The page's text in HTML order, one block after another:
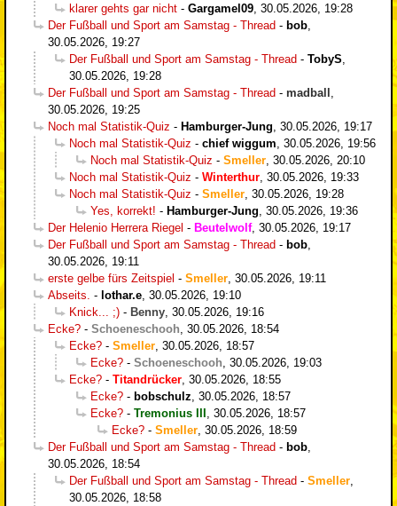
klarer gehts gar nicht - Gargamel09 30.05.2026, 19:28
Der Fußball und Sport am Samstag - Thread - bob
30.05.2026, 19:27
Der Fußball und Sport am Samstag - Thread - TobyS
30.05.2026, 19:28
Der Fußball und Sport am Samstag - Thread - madball
30.05.2026, 19:25
Noch mal Statistik-Quiz - Hamburger-Jung 30.05.2026, 19:17
Noch mal Statistik-Quiz - chief wiggum 30.05.2026, 19:56
Noch mal Statistik-Quiz - Smeller 30.05.2026, 20:10
Noch mal Statistik-Quiz - Winterthur 30.05.2026, 19:33
Noch mal Statistik-Quiz - Smeller 30.05.2026, 19:28
Yes, korrekt! - Hamburger-Jung 30.05.2026, 19:36
Der Helenio Herrera Riegel - Beutelwolf, 30.05.2026, 19:17
Der Fußball und Sport am Samstag - Thread - bob
30.05.2026, 19:11
erste gelbe fürs Zeitspiel - Smeller 30.05.2026, 19:11
Abseits. - lothar.e 30.05.2026, 19:10
Knick... ;) - Benny 30.05.2026, 19:16
Ecke? - Schoeneschooh 30.05.2026, 18:54
Ecke? - Smeller 30.05.2026, 18:57
Ecke? - Schoeneschooh 30.05.2026, 19:03
Ecke? - Titandrücker 30.05.2026, 18:55
Ecke? - bobschulz 30.05.2026, 18:57
Ecke? - Tremonius III
30.05.2026, 18:57
Ecke? - Smeller 30.05.2026, 18:59
Der Fußball und Sport am Samstag - Thread - bob
30.05.2026, 18:54
Der Fußball und Sport am Samstag - Thread - Smeller
30.05.2026, 18:58